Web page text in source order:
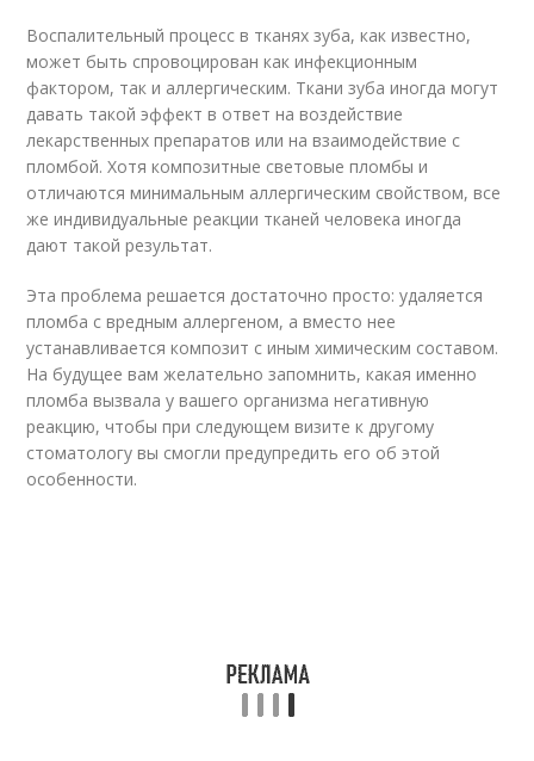
Воспалительный процесс в тканях зуба, как известно,
может быть спровоцирован как инфекционным
фактором, так и аллергическим. Ткани зуба иногда могут
давать такой эффект в ответ на воздействие
лекарственных препаратов или на взаимодействие с
пломбой. Хотя композитные световые пломбы и
отличаются минимальным аллергическим свойством, все
же индивидуальные реакции тканей человека иногда
дают такой результат.
Эта проблема решается достаточно просто: удаляется
пломба с вредным аллергеном, а вместо нее
устанавливается композит с иным химическим составом.
На будущее вам желательно запомнить, какая именно
пломба вызвала у вашего организма негативную
реакцию, чтобы при следующем визите к другому
стоматологу вы смогли предупредить его об этой
особенности.